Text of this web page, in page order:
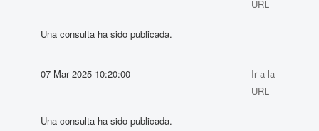
URL
Una consulta ha sido publicada.
07 Mar 2025 10:20:00
Ir a la
URL
Una consulta ha sido publicada.